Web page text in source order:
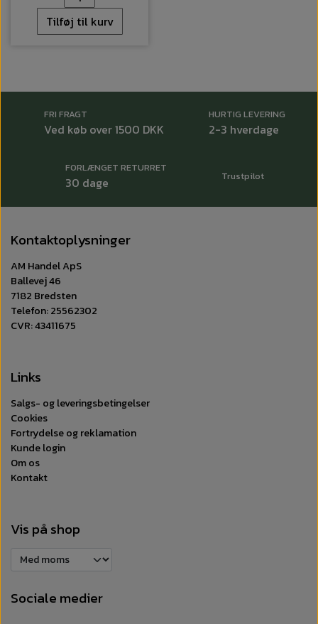
Tilføj til kurv
FRI FRAGT
Ved køb over 1500 DKK
HURTIG LEVERING
2-3 hverdage
FORLÆNGET RETURRET
30 dage Trustpilot
Kontaktoplysninger
AM Handel ApS
Ballevej 46
7182 Bredsten
Telefon: 25562302
CVR: 43411675
Links
Salgs- og leveringsbetingelser
Cookies
Fortrydelse og reklamation
Kunde login
Om os
Kontakt
Vis på shop
Sociale medier